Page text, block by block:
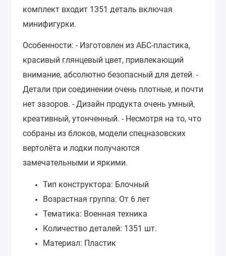
комплект входит 1351 деталь включая
минифигурки.
Особенности: - Изготовлен из АБС-пластика,
красивый глянцевый цвет, привлекающий
внимание, абсолютно безопасный для детей. -
Детали при соединении очень плотные, и почти
нет зазоров. - Дизайн продукта очень умный,
креативный, утонченный. - Несмотря на то, что
собраны из блоков, модели спецназовских
вертолёта и лодки получаются
замечательными и яркими.
Тип конструктора: Блочный
Возрастная группа: От 6 лет
Тематика: Военная техника
Количество деталей: 1351 шт.
Материал: Пластик